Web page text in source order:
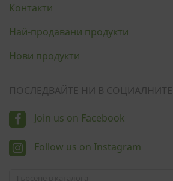
Контакти
Най-продавани продукти
Нови продукти
ПОСЛЕДВАЙТЕ НИ В
Join us on Facebook
Follow us on Instagram